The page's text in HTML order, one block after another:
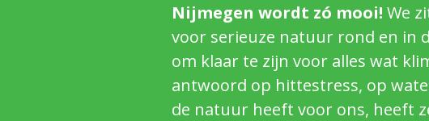
Nijmegen wordt zó mooi! We
voor serieuze natuur rond en in
om klaar te zijn voor alles wat
antwoord op hittestress, op
de natuur heeft voor ons, heeft